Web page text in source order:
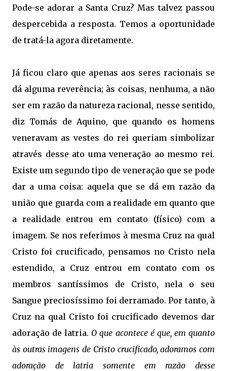
Pode-se adorar a Santa Cruz? Mas talvez passou
despercebida a resposta. Temos a oportunidade
de tratá-la agora diretamente.
Já ficou claro que apenas aos seres racionais se
dá alguma reverência; às coisas, nenhuma, a não
ser em razão da natureza racional, nesse sentido,
diz Tomás de Aquino, que quando os homens
veneravam as vestes do rei queriam simbolizar
através desse ato uma veneração ao mesmo rei.
Existe um segundo tipo de veneração que se pode
dar a uma coisa: aquela que se dá em razão da
união que guarda com a realidade em quanto que
a realidade entrou em contato (físico) com a
imagem. Se nos referimos à mesma Cruz na qual
Cristo foi crucificado, pensamos no Cristo nela
estendido, a Cruz entrou em contato com os
membros santíssimos de Cristo, nela o seu
Sangue preciosíssimo foi derramado. Por tanto, à
Cruz na qual Cristo foi crucificado devemos dar
adoração de latria. O que acontece é que, em quanto
às outras imagens de Cristo crucificado, adoramos com
adoração de latria somente em razão desse